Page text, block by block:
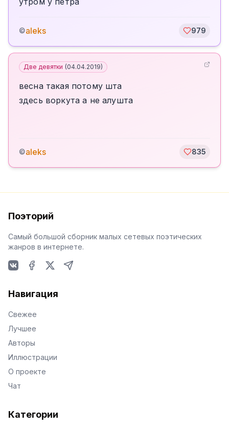
©aleks 979
Две девятки (04.04.2019)
весна такая потому шта
здесь воркута а не алушта
©aleks 835
Поэторий
Самый большой сборник малых сетевых поэтических
жанров в интернете.
Навигация
Свежее
Лучшее
Авторы
Иллюстрации
О проекте
Чат
Категории